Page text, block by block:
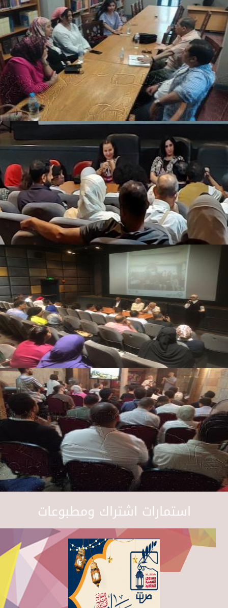
استمارات اشتراك ومطبوعات